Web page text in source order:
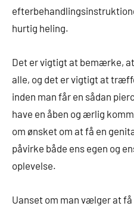
hurtig heling.
Det er vigtigt at bemærke,
alle, og det er vigtigt at
inden man får en sådan
have en åben og ærlig
om ønsket om at få en
påvirke både ens egen og
oplevelse.
Uanset om man vælger at